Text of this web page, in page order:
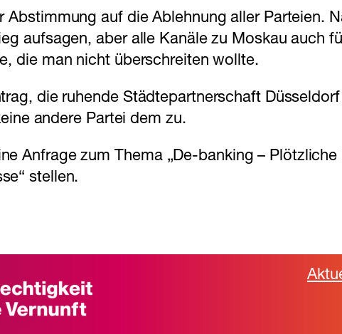
auf die Ablehnung aller Parteien.
aufsagen, aber alle Kanäle zu Moskau auch
die man nicht überschreiten wollte.
die ruhende Städtepartnerschaft
andere Partei dem zu.
Anfrage zum Thema „De-banking –
stellen.